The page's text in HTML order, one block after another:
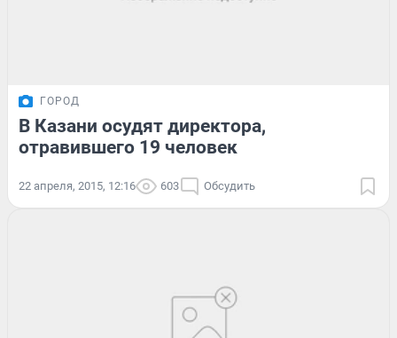
ГОРОД
В Казани осудят директора,
отравившего 19 человек
22 апреля, 2015, 12:16 603 Обсудить